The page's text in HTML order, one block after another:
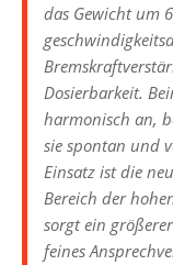
das Gewicht um
Dosierbarkeit.
harmonisch an,
sie spontan und
Einsatz ist die
Bereich der
sorgt ein
feines